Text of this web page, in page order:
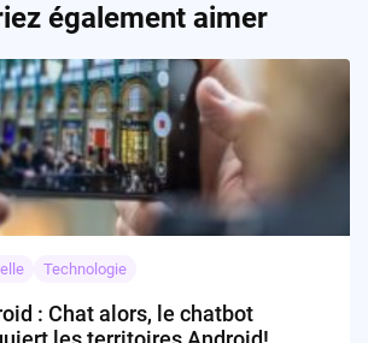
également aimer
Technologie
: Chat alors, le chatbot